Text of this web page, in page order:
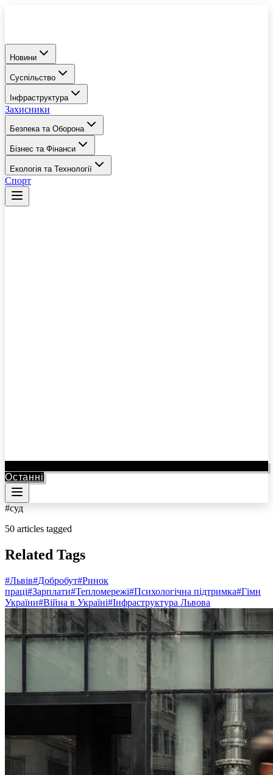
Новини
Суспільство
Інфраструктура
Захисники
Безпека та Оборона
Бізнес та Фінанси
Екологія та Технології
Спорт
Останні
#суд
50 articles tagged
Related Tags
#Львів#Добробут#Ринок
праці#Зарплати#Тепломережі#Психологічна підтримка#Гімн
України#Війна в Україні#Інфраструктура Львова